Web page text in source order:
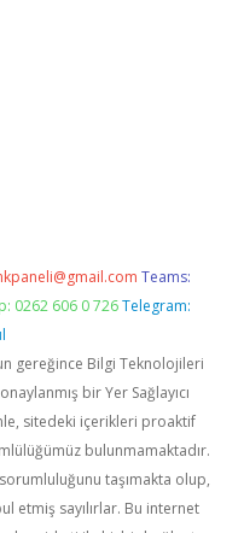
Teams:
0262 606 0 726 Telegram:
gereğince Bilgi Teknolojileri
bir Yer Sağlayıcı
sitedeki içerikleri proaktif
bulunmamaktadır.
taşımakta olup,
etmiş sayılırlar. Bu internet